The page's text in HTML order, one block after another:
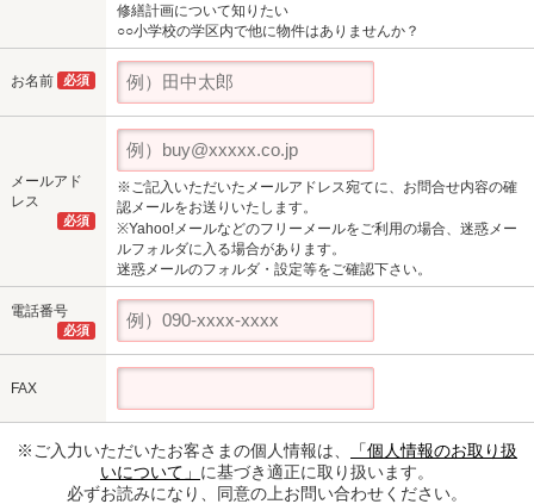
修繕計画について知りたい
○○小学校の学区内で他に物件はありませんか？
お名前 必須
メールアド
レス
必須
※ご記入いただいたメールアドレス宛てに、お問合せ内容の確
認メールをお送りいたします。
※Yahoo!メールなどのフリーメールをご利用の場合、迷惑メー
ルフォルダに入る場合があります。
迷惑メールのフォルダ・設定等をご確認下さい。
電話番号
必須
FAX
※ご入力いただいたお客さまの個人情報は、
「個人情報のお取り扱
いについて」 に基づき適正に取り扱います。
必ずお読みになり、同意の上お問い合わせください。